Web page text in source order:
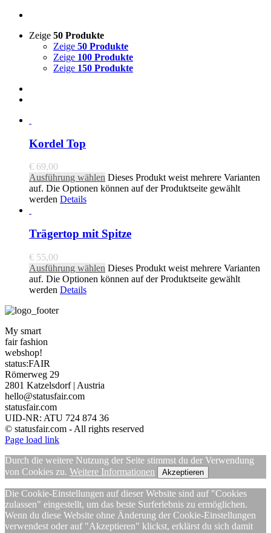
Zeige 50 Produkte
Zeige 50 Produkte
Zeige 100 Produkte
Zeige 150 Produkte
Kordel Top
€ 69,00
Ausführung wählen Dieses Produkt weist mehrere Varianten
auf. Die Optionen können auf der Produktseite gewählt
werden Details
Trägertop mit Spitze
€ 55,00
Ausführung wählen Dieses Produkt weist mehrere Varianten
auf. Die Optionen können auf der Produktseite gewählt
werden Details
My smart
fair fashion
webshop!
status:FAIR
Römerweg 29
2801 Katzelsdorf | Austria
hello@statusfair.com
statusfair.com
UID-NR: ATU 724 874 36
© statusfair.com - All rights reserved
Page load link
Durch die weitere Nutzung der Seite stimmst du der Verwendung
von Cookies zu. Weitere Informationen Akzeptieren
Die Cookie-Einstellungen auf dieser Website sind auf "Cookies
zulassen" eingestellt, um das beste Surferlebnis zu ermöglichen.
Wenn du diese Website ohne Änderung der Cookie-Einstellungen
verwendest oder auf "Akzeptieren" klickst, erklärst du sich damit